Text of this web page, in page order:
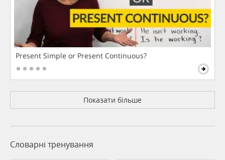
Present Simple or Present Continuous?
Показати більше
Словарні тренування